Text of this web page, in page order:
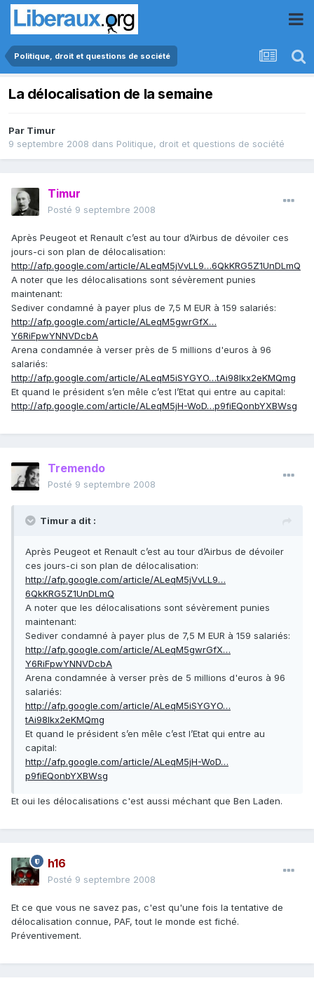
Politique, droit et questions de société
La délocalisation de la semaine
Par Timur
9 septembre 2008 dans Politique, droit et questions de société
Timur
Posté 9 septembre 2008
Après Peugeot et Renault c’est au tour d’Airbus de dévoiler ces
jours-ci son plan de délocalisation:
http://afp.google.com/article/ALeqM5jVvLL9…6QkKRG5Z1UnDLmQ
A noter que les délocalisations sont sévèrement punies
maintenant:
Sediver condamné à payer plus de 7,5 M EUR à 159 salariés:
http://afp.google.com/article/ALeqM5gwrGfX…
Y6RiFpwYNNVDcbA
Arena condamnée à verser près de 5 millions d'euros à 96
salariés:
http://afp.google.com/article/ALeqM5iSYGYO…tAi98lkx2eKMQmg
Et quand le président s’en mêle c’est l’Etat qui entre au capital:
http://afp.google.com/article/ALeqM5jH-WoD…p9fiEQonbYXBWsg
Tremendo
Posté 9 septembre 2008
Timur a dit :
Après Peugeot et Renault c’est au tour d’Airbus de dévoiler
ces jours-ci son plan de délocalisation:
http://afp.google.com/article/ALeqM5jVvLL9…
6QkKRG5Z1UnDLmQ
A noter que les délocalisations sont sévèrement punies
maintenant:
Sediver condamné à payer plus de 7,5 M EUR à 159 salariés:
http://afp.google.com/article/ALeqM5gwrGfX…
Y6RiFpwYNNVDcbA
Arena condamnée à verser près de 5 millions d'euros à 96
salariés:
http://afp.google.com/article/ALeqM5iSYGYO…
tAi98lkx2eKMQmg
Et quand le président s’en mêle c’est l’Etat qui entre au
capital:
http://afp.google.com/article/ALeqM5jH-WoD…
p9fiEQonbYXBWsg
Et oui les délocalisations c'est aussi méchant que Ben Laden.
h16
Posté 9 septembre 2008
Et ce que vous ne savez pas, c'est qu'une fois la tentative de
délocalisation connue, PAF, tout le monde est fiché.
Préventivement.